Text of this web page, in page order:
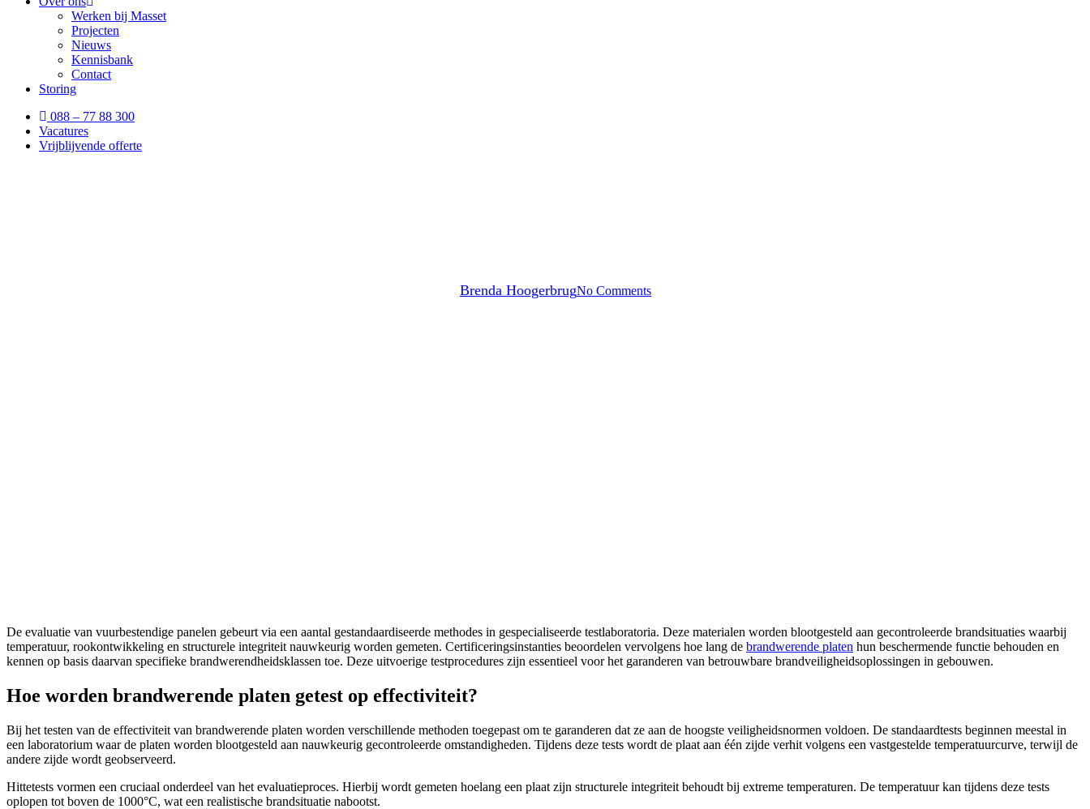
Werken bij Masset
Projecten
Nieuws
Kennisbank
Contact
Storing
088 – 77 88 300
Vacatures
Vrijblijvende offerte
Brenda HoogerbrugNo Comments
De evaluatie van vuurbestendige panelen gebeurt via een aantal gestandaardiseerde methodes in gespecialiseerde testlaboratoria. Deze materialen worden blootgesteld aan gecontroleerde brandsituaties waarbij
temperatuur, rookontwikkeling en structurele integriteit nauwkeurig worden gemeten. Certificeringsinstanties beoordelen vervolgens hoe lang de brandwerende platen hun beschermende functie behouden en
kennen op basis daarvan specifieke brandwerendheidsklassen toe. Deze uitvoerige testprocedures zijn essentieel voor het garanderen van betrouwbare brandveiligheidsoplossingen in gebouwen.
Hoe worden brandwerende platen getest op effectiviteit?
Bij het testen van de effectiviteit van brandwerende platen worden verschillende methoden toegepast om te garanderen dat ze aan de hoogste veiligheidsnormen voldoen. De standaardtests beginnen meestal in
een laboratorium waar de platen worden blootgesteld aan nauwkeurig gecontroleerde omstandigheden. Tijdens deze tests wordt de plaat aan één zijde verhit volgens een vastgestelde temperatuurcurve, terwijl de
andere zijde wordt geobserveerd.
Hittetests vormen een cruciaal onderdeel van het evaluatieproces. Hierbij wordt gemeten hoelang een plaat zijn structurele integriteit behoudt bij extreme temperaturen. De temperatuur kan tijdens deze tests
oplopen tot boven de 1000°C, wat een realistische brandsituatie nabootst.